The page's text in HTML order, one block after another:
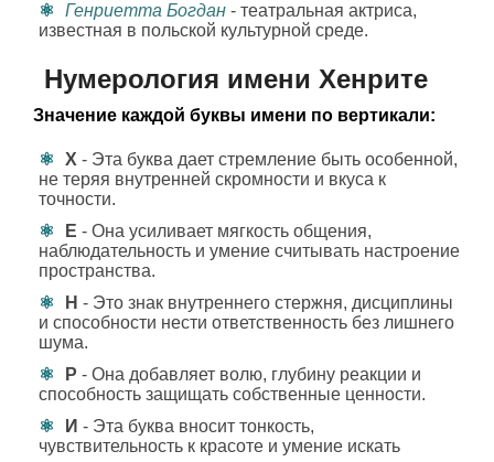
Генриетта Богдан - театральная актриса,
известная в польской культурной среде.
Нумерология имени Хенрите
Значение каждой буквы имени по вертикали:
Х - Эта буква дает стремление быть особенной,
не теряя внутренней скромности и вкуса к
точности.
Е - Она усиливает мягкость общения,
наблюдательность и умение считывать настроение
пространства.
Н - Это знак внутреннего стержня, дисциплины
и способности нести ответственность без лишнего
шума.
Р - Она добавляет волю, глубину реакции и
способность защищать собственные ценности.
И - Эта буква вносит тонкость,
чувствительность к красоте и умение искать